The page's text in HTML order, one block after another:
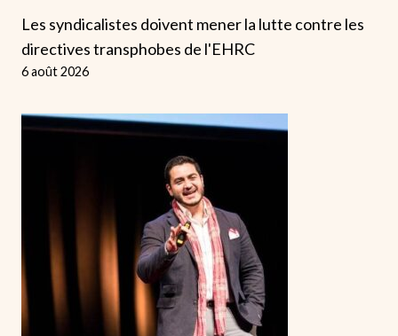
Les syndicalistes doivent mener la lutte contre les
directives transphobes de l'EHRC
6 août 2026